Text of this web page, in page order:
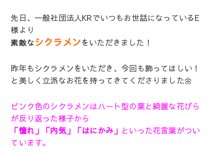
先日、一般社団法人KRでいつもお世話になっているE
様より
素敵なシクラメンをいただきました！
昨年もシクラメンをいただき、今回も飾ってほしい！
と美しく立派なお花を持ってきてくださりました🌼
ピンク色のシクラメンはハート型の葉と綺麗な花びら
が反り返った様子から
「憧れ」「内気」「はにかみ」 といった花言葉がつい
ています。